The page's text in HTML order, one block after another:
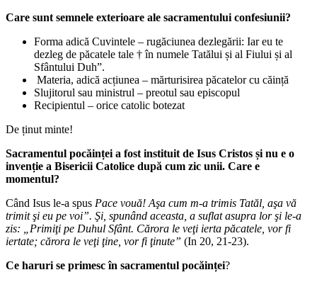
Care sunt semnele exterioare ale sacramentului confesiunii?
Forma adică Cuvintele – rugăciunea dezlegării: Iar eu te
dezleg de păcatele tale † în numele Tatălui și al Fiului și al
Sfântului Duh”.
Materia, adică acțiunea – mărturisirea păcatelor cu căință
Slujitorul sau ministrul – preotul sau episcopul
Recipientul – orice catolic botezat
De ținut minte!
Sacramentul pocăinței a fost instituit de Isus Cristos și nu e o
invenție a Bisericii Catolice după cum zic unii. Care e
momentul?
Când Isus le-a spus Pace vouă! Aşa cum m-a trimis Tatăl, aşa vă
trimit şi eu pe voi”. Şi, spunând aceasta, a suflat asupra lor şi le-a
zis: „Primiţi pe Duhul Sfânt. Cărora le veţi ierta păcatele, vor fi
iertate; cărora le veţi ţine, vor fi ţinute” (In 20, 21-23).
Ce haruri se primesc în sacramentul pocăinței?